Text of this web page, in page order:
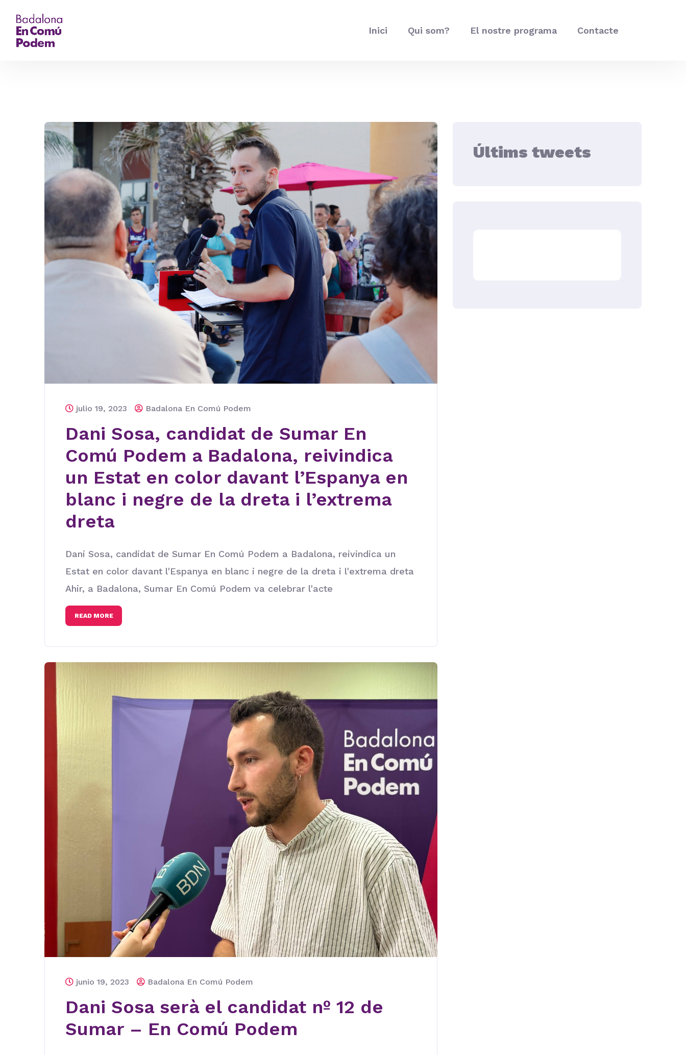
Inici Qui som? El nostre programa Contacte
julio 19, 2023 Badalona En Comú Podem
Dani Sosa, candidat de Sumar En
Comú Podem a Badalona, reivindica
un Estat en color davant l’Espanya en
blanc i negre de la dreta i l’extrema
dreta
Dani Sosa, candidat de Sumar En Comú Podem a Badalona, reivindica un
Estat en color davant l'Espanya en blanc i negre de la dreta i l'extrema dreta
Ahir, a Badalona, Sumar En Comú Podem va celebrar l'acte
READ MORE
junio 19, 2023 Badalona En Comú Podem
Dani Sosa serà el candidat nº 12 de
Sumar – En Comú Podem
Últims tweets